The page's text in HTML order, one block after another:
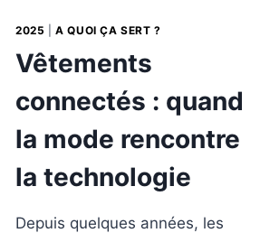
2025 |A QUOI ÇA SERT ?
Vêtements
connectés : quand
la mode rencontre
la technologie
Depuis quelques années, les